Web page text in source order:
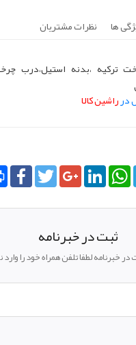
ها نظرات مشتریان
ساخت ترکیه ،بدنه استیل،درب
درراشین کالا
Print FacebookTwitterGoogle+
ثبت در خبرنامه
خبرنامه لطفا تلفن همراه خود را وارد